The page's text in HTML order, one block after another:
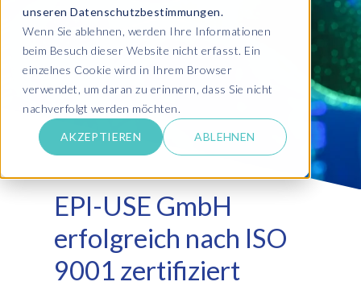
unseren Datenschutzbestimmungen.
Wenn Sie ablehnen, werden Ihre Informationen
beim Besuch dieser Website nicht erfasst. Ein
einzelnes Cookie wird in Ihrem Browser
verwendet, um daran zu erinnern, dass Sie nicht
nachverfolgt werden möchten.
AKZEPTIEREN ABLEHNEN
EPI-USE GmbH
erfolgreich nach ISO
9001 zertifiziert